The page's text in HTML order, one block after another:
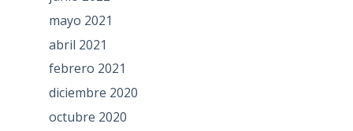
mayo 2021
abril 2021
febrero 2021
diciembre 2020
octubre 2020